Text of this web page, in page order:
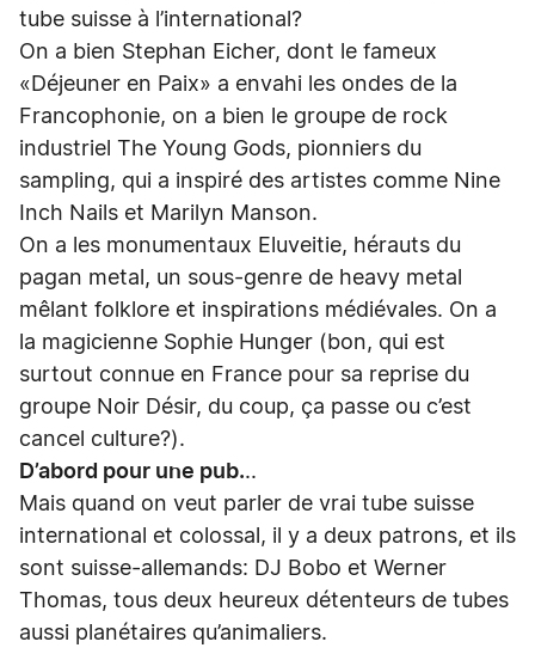
tube suisse à l’international?
On a bien Stephan Eicher, dont le fameux
«Déjeuner en Paix» a envahi les ondes de la
Francophonie, on a bien le groupe de rock
industriel The Young Gods, pionniers du
sampling, qui a inspiré des artistes comme Nine
Inch Nails et Marilyn Manson.
On a les monumentaux Eluveitie, hérauts du
pagan metal, un sous-genre de heavy metal
mêlant folklore et inspirations médiévales. On a
la magicienne Sophie Hunger (bon, qui est
surtout connue en France pour sa reprise du
groupe Noir Désir, du coup, ça passe ou c’est
cancel culture?).
D’abord pour une pub...
Mais quand on veut parler de vrai tube suisse
international et colossal, il y a deux patrons, et ils
sont suisse-allemands: DJ Bobo et Werner
Thomas, tous deux heureux détenteurs de tubes
aussi planétaires qu’animaliers.